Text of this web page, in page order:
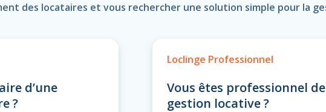
des locataires et vous rechercher une solution simple pour la
d’une
?
Loclinge Professionnel
Vous êtes professionnel
gestion locative ?